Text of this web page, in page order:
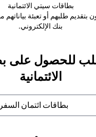
بطاقات سيتي الائتمانية
بتقديم طلبهم أو تعبئة
بنك الإلكتروني.
للحصول على
الائتمانية
بطاقات ائتمان السفر